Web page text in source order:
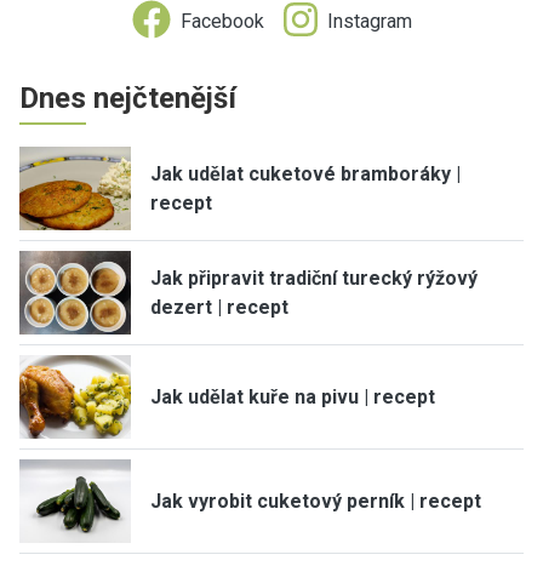
Facebook Instagram
Dnes nejčtenější
Jak udělat cuketové bramboráky |
recept
Jak připravit tradiční turecký rýžový
dezert | recept
Jak udělat kuře na pivu | recept
Jak vyrobit cuketový perník | recept